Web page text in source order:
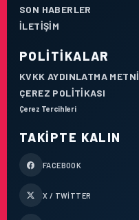
SON HABERLER
İLETIŞIM
POLITIKALAR
KVKK AYDINLATMA METNI
ÇEREZ POLITIKASI
Çerez Tercihleri
TAKIPTE KALIN
FACEBOOK
X / TWITTER